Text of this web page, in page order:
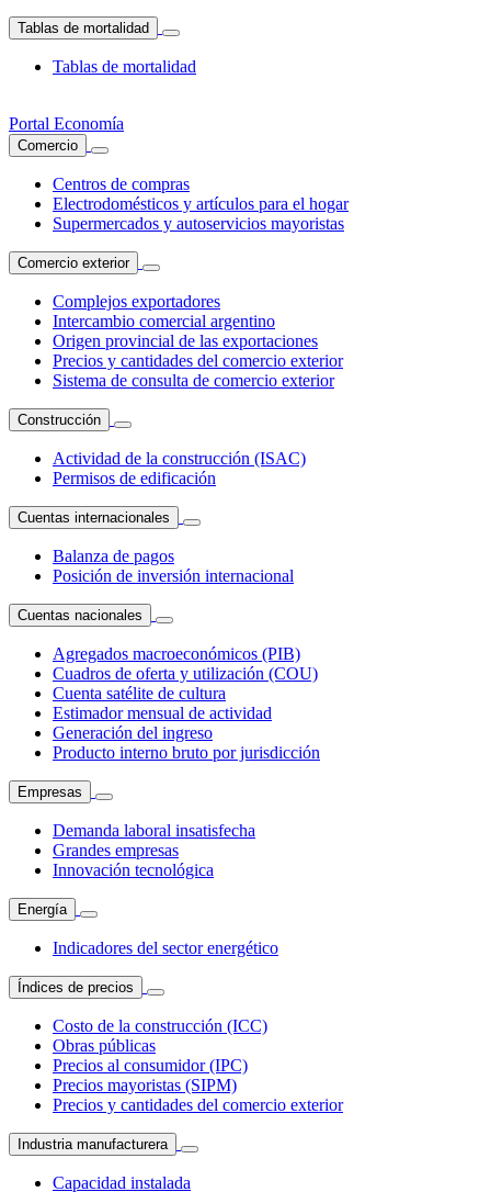
Tablas de mortalidad
Tablas de mortalidad
Portal Economía
Comercio
Centros de compras
Electrodomésticos y artículos para el hogar
Supermercados y autoservicios mayoristas
Comercio exterior
Complejos exportadores
Intercambio comercial argentino
Origen provincial de las exportaciones
Precios y cantidades del comercio exterior
Sistema de consulta de comercio exterior
Construcción
Actividad de la construcción (ISAC)
Permisos de edificación
Cuentas internacionales
Balanza de pagos
Posición de inversión internacional
Cuentas nacionales
Agregados macroeconómicos (PIB)
Cuadros de oferta y utilización (COU)
Cuenta satélite de cultura
Estimador mensual de actividad
Generación del ingreso
Producto interno bruto por jurisdicción
Empresas
Demanda laboral insatisfecha
Grandes empresas
Innovación tecnológica
Energía
Indicadores del sector energético
Índices de precios
Costo de la construcción (ICC)
Obras públicas
Precios al consumidor (IPC)
Precios mayoristas (SIPM)
Precios y cantidades del comercio exterior
Industria manufacturera
Capacidad instalada